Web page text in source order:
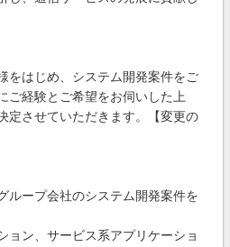
をはじめ、システム開発案件をご
ご経験とご希望をお伺いした上
定させていただきます。【変更の
ループ会社のシステム開発案件を
ョン、サービス系アプリケーショ